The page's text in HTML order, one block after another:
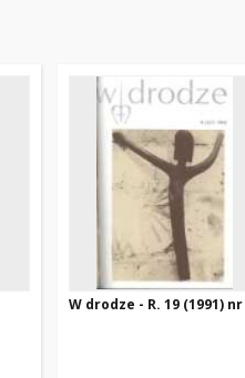
W drodze - R. 19 (1991) nr